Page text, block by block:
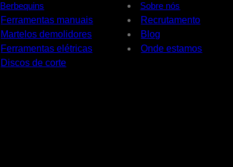
Berbequins
Ferramentas manuais
Martelos demolidores
Ferramentas elétricas
Discos de corte
Sobre nós
Recrutamento
Blog
Onde estamos